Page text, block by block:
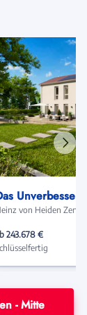
243.678 €
Haus
- Mitte